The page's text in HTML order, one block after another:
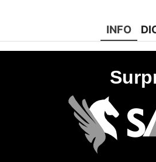
INFO